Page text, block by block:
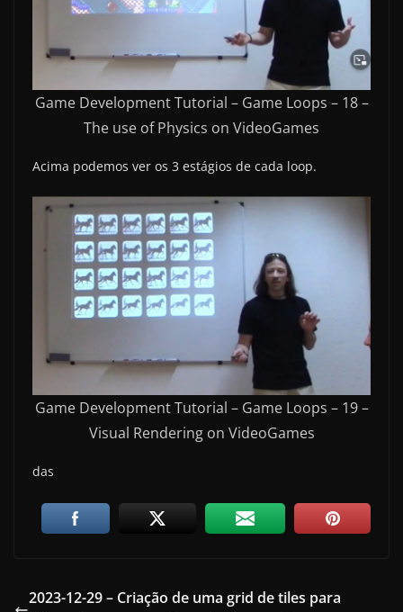
Game Development Tutorial – Game Loops – 18 –
The use of Physics on VideoGames
Acima podemos ver os 3 estágios de cada loop.
Game Development Tutorial – Game Loops – 19 –
Visual Rendering on VideoGames
das
2023-12-29 – Criação de uma grid de tiles para